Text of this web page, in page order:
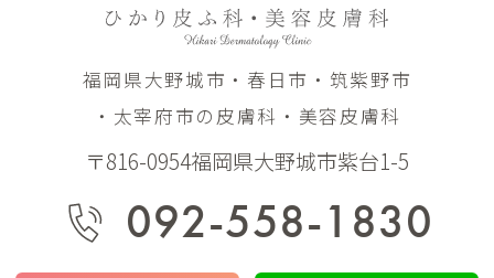
福岡県大野城市・春日市・筑紫野市
・太宰府市の皮膚科・美容皮膚科
〒816-0954福岡県大野城市紫台1-5
092-558-1830